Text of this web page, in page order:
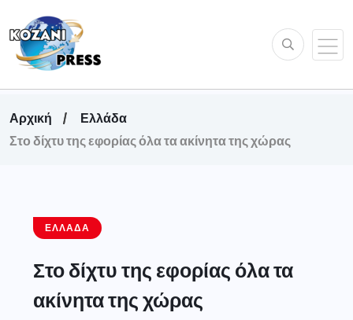
Αρχική
Ελλάδα
Στο δίχτυ της εφορίας όλα τα ακίνητα της χώρας
ΕΛΛΆΔΑ
Στο δίχτυ της εφορίας όλα τα
ακίνητα της χώρας